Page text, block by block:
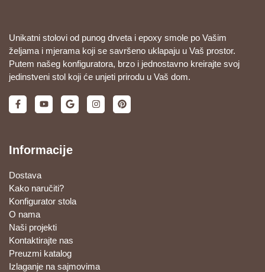
Unikatni stolovi od punog drveta i epoxy smole po Vašim
željama i mjerama koji se savršeno uklapaju u Vaš prostor.
Putem našeg konfiguratora, brzo i jednostavno kreirajte svoj
jedinstveni stol koji će unjeti prirodu u Vaš dom.
Informacije
Dostava
Kako naručiti?
Konfigurator stola
O nama
Naši projekti
Kontaktirajte nas
Preuzmi katalog
Izlaganje na sajmovima